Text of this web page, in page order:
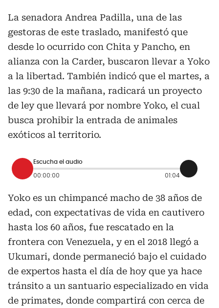
La senadora Andrea Padilla, una de las
gestoras de este traslado, manifestó que
desde lo ocurrido con Chita y Pancho, en
alianza con la Carder, buscaron llevar a Yoko
a la libertad. También indicó que el martes, a
las 9:30 de la mañana, radicará un proyecto
de ley que llevará por nombre Yoko, el cual
busca prohibir la entrada de animales
exóticos al territorio.
Escucha el audio
00:00:00 01:04
Yoko es un chimpancé macho de 38 años de
edad, con expectativas de vida en cautivero
hasta los 60 años, fue rescatado en la
frontera con Venezuela, y en el 2018 llegó a
Ukumari, donde permaneció bajo el cuidado
de expertos hasta el día de hoy que ya hace
tránsito a un santuario especializado en vida
de primates, donde compartirá con cerca de